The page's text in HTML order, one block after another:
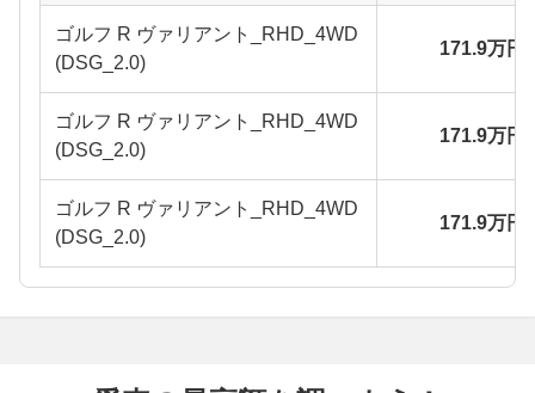
ゴルフ R ヴァリアント_RHD_4WD
(DSG_2.0)
171.9万円
ゴルフ R ヴァリアント_RHD_4WD
(DSG_2.0)
171.9万円
ゴルフ R ヴァリアント_RHD_4WD
(DSG_2.0)
171.9万円